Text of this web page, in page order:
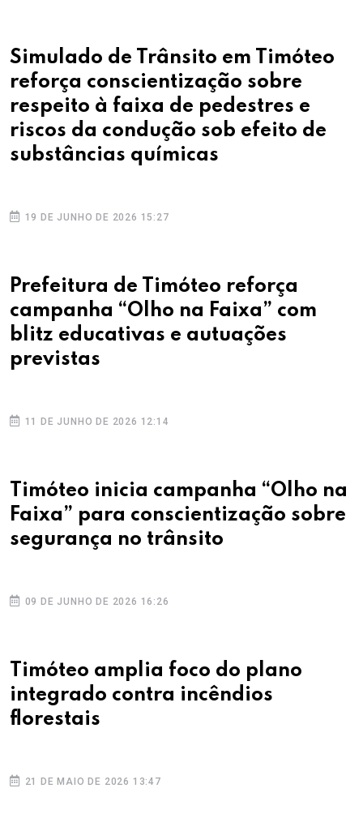
Simulado de Trânsito em Timóteo
reforça conscientização sobre
respeito à faixa de pedestres e
riscos da condução sob efeito de
substâncias químicas
19 DE JUNHO DE 2026 15:27
Prefeitura de Timóteo reforça
campanha “Olho na Faixa” com
blitz educativas e autuações
previstas
11 DE JUNHO DE 2026 12:14
Timóteo inicia campanha “Olho na
Faixa” para conscientização sobre
segurança no trânsito
09 DE JUNHO DE 2026 16:26
Timóteo amplia foco do plano
integrado contra incêndios
florestais
21 DE MAIO DE 2026 13:47